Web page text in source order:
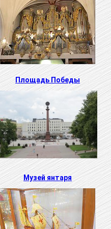
Площадь Победы
Музей янтаря